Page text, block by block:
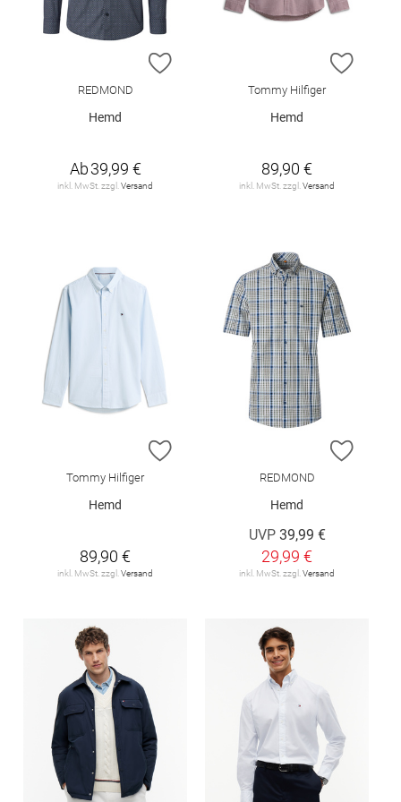
ZUR WUNSCHLISTE HINZUFÜGEN
REDMOND
Hemd
Ab39,99 €
inkl. MwSt. zzgl. Versand
ZUR
Tommy Hilfiger
Hemd
89,90 €
inkl. MwSt. zzgl. Versand
ZUR WUNSCHLISTE HINZUFÜGEN
Tommy Hilfiger
Hemd
89,90 €
inkl. MwSt. zzgl. Versand
ZUR
REDMOND
Hemd
UVP 39,99 €
29,99 €
inkl. MwSt. zzgl. Versand